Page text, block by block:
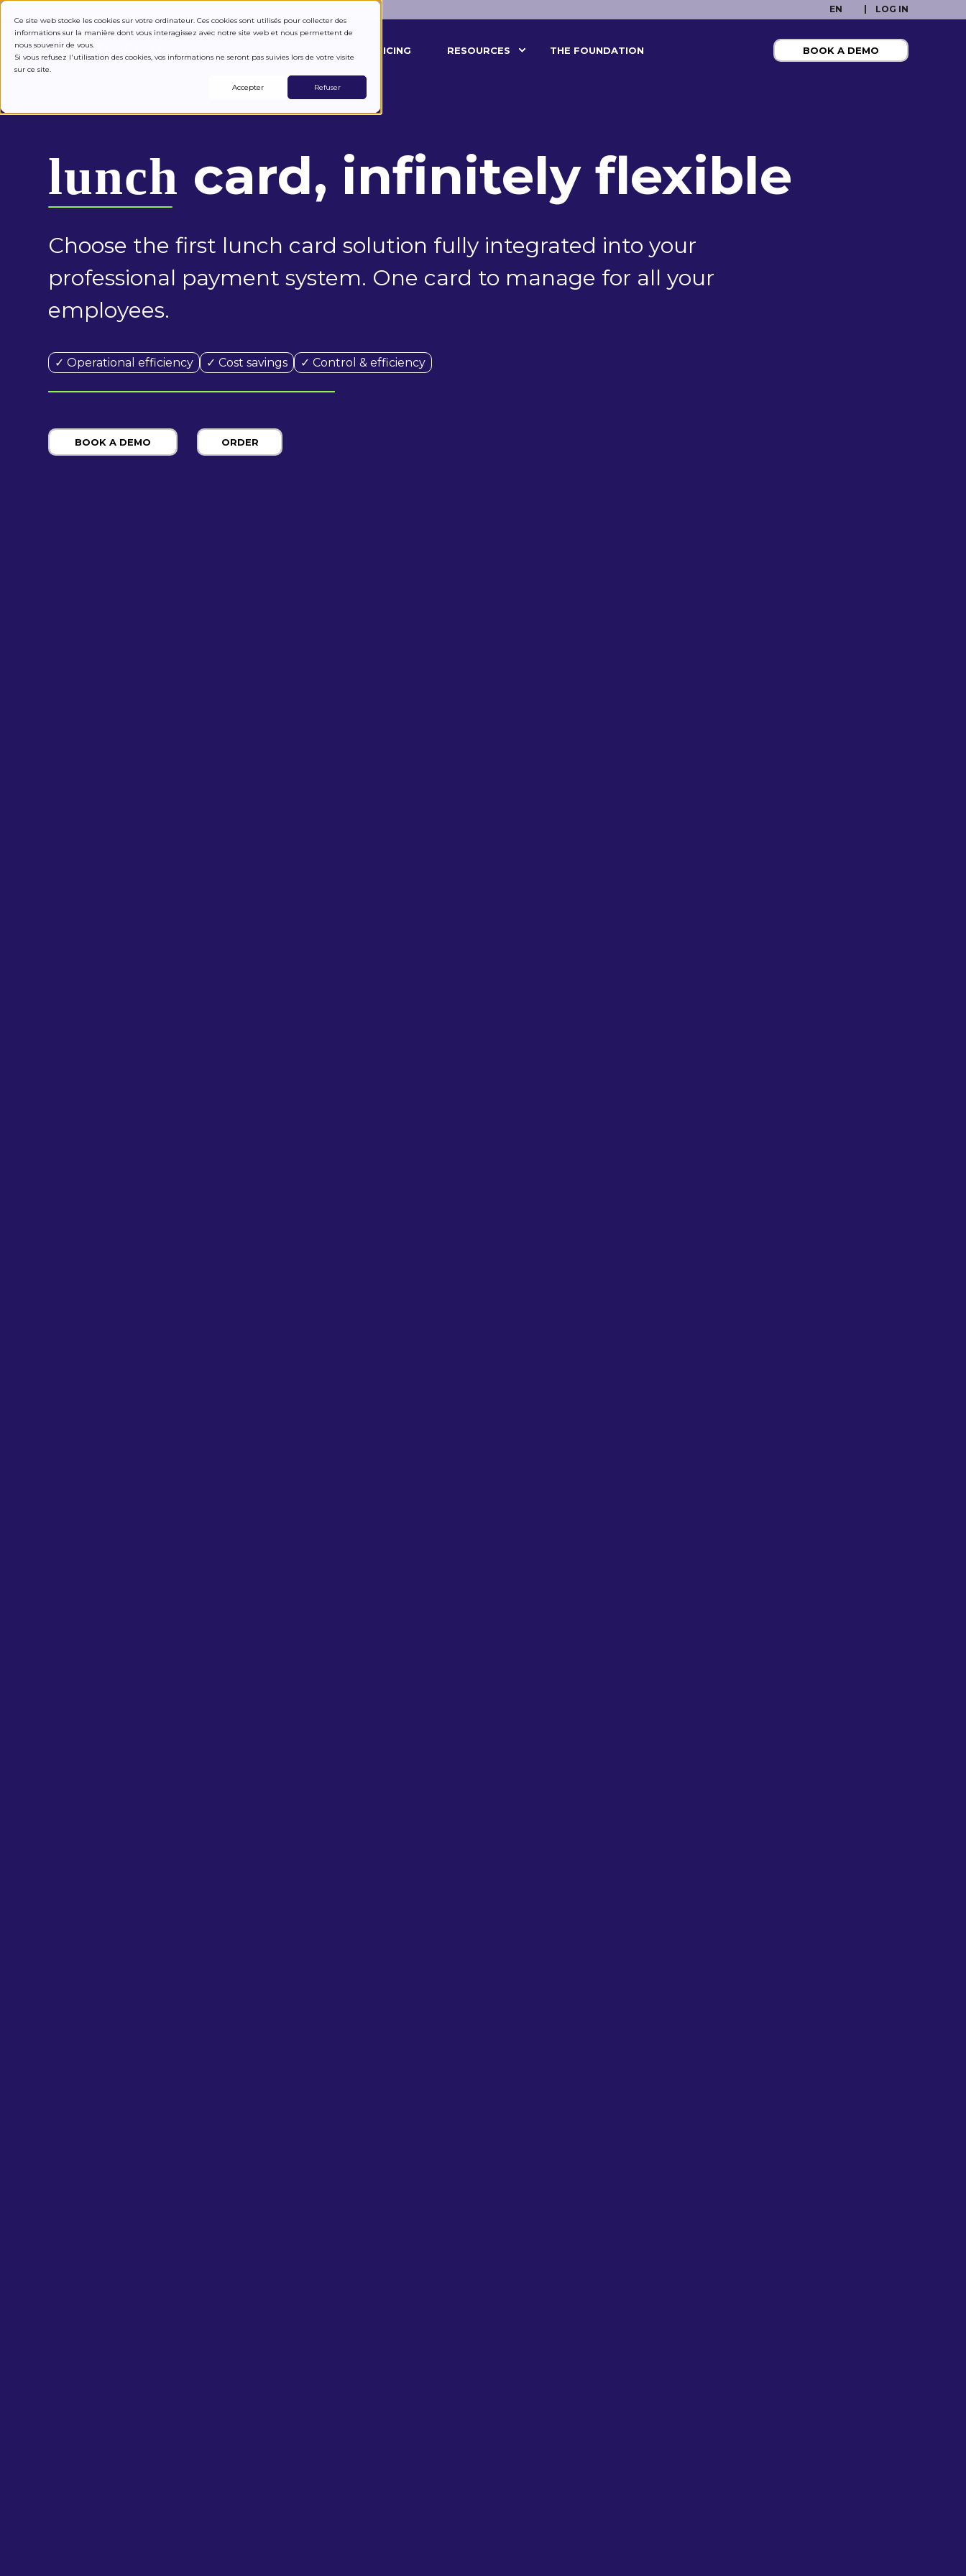
Ce site web stocke les cookies sur votre ordinateur. Ces cookies sont utilisés pour collecter des
informations sur la manière dont vous interagissez avec notre site web et nous permettent de
nous souvenir de vous.
Si vous refusez l'utilisation des cookies, vos informations ne seront pas suivies lors de votre visite
sur ce site.
Accepter
Refuser
EN LOG IN
PRICING RESOURCES THE FOUNDATION BOOK A DEMO
lunch card, infinitely flexible
Choose the first lunch card solution fully integrated into your
professional payment system. One card to manage for all your
employees.
✓ Operational efficiency ✓ Cost savings ✓ Control & efficiency
BOOK A DEMO ORDER